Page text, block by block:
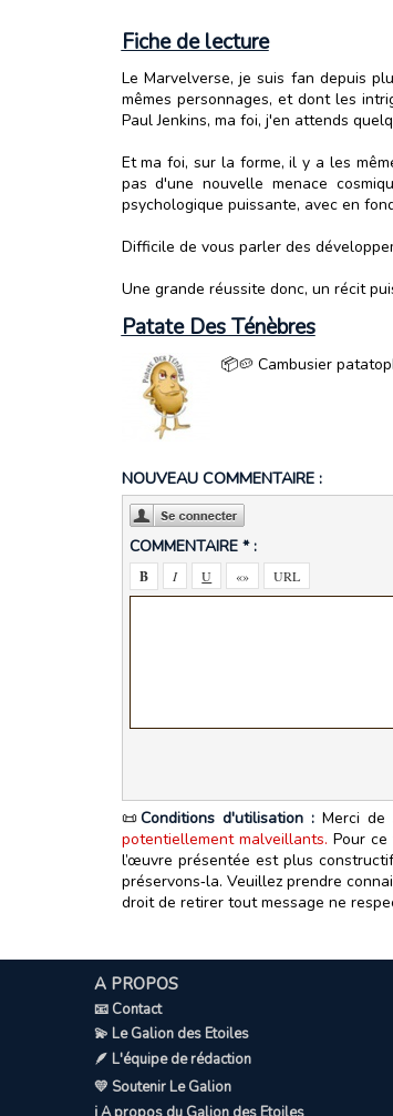
Fiche de lecture
Le Marvelverse, je suis fan depuis
mêmes personnages, et dont les
Paul Jenkins, ma foi, j'en attends
Et ma foi, sur la forme, il y a les
pas d'une nouvelle menace
psychologique puissante, avec en
Difficile de vous parler des
Une grande réussite donc, un récit
Patate Des Ténèbres
📦🥔 Cambusier
NOUVEAU COMMENTAIRE :
COMMENTAIRE * :
📜Conditions d'utilisation :Merci de
potentiellement malveillants. Pour
l’œuvre présentée est plus
préservons‑la. Veuillez prendre
droit de retirer tout message ne
A PROPOS
📧 Contact
💫 Le Galion des Etoiles
🪶 L'équipe de rédaction
💛 Soutenir Le Galion